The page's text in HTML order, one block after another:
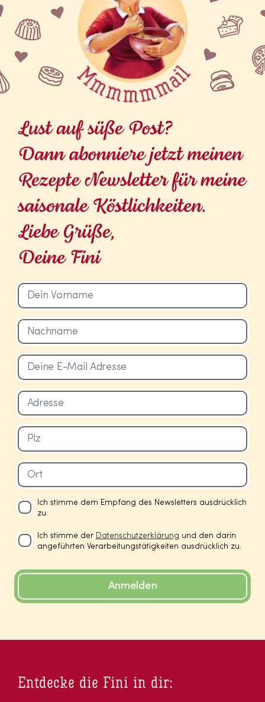
Ich stimme dem Empfang des Newsletters ausdrücklich
zu.
Ich stimme der Datenschutzerklärung und den darin
angeführten Verarbeitungstätigkeiten ausdrücklich zu.
Anmelden
Entdecke die Fini in dir: